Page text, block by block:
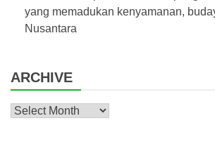
yang memadukan kenyamanan,
Nusantara
ARCHIVE
Archive